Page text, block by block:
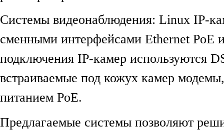
Системы видеонаблюдения: Linux IP-
сменными интерфейсами Ethernet PoE
подключения IP-камер используются
встраиваемые под кожух камер
питанием PoE.
Предлагаемые системы позволяют